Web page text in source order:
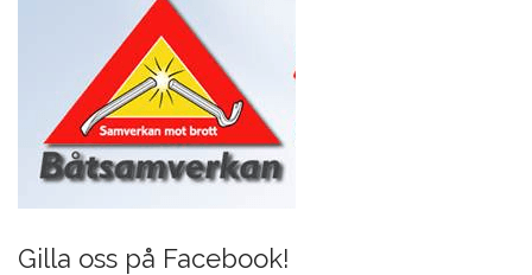
Gilla oss på Facebook!